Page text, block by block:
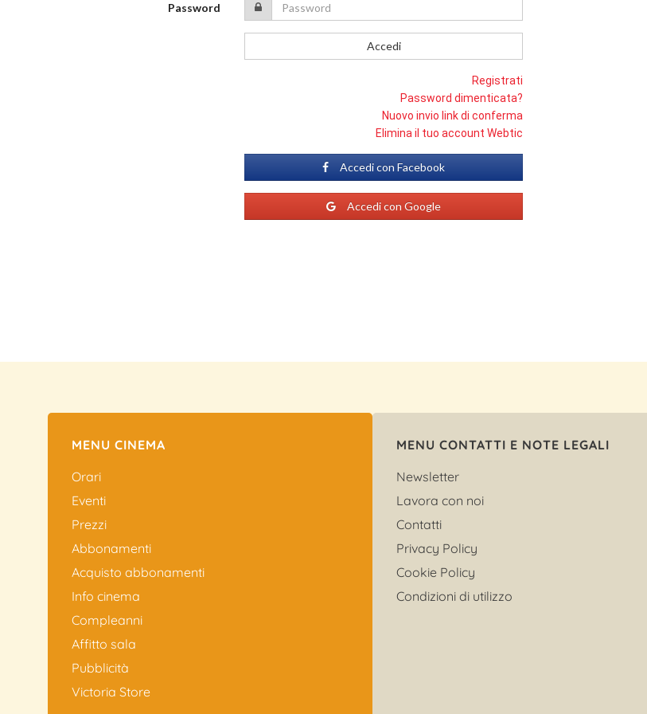
MENU CINEMA
Orari
Eventi
Prezzi
Abbonamenti
Acquisto abbonamenti
Info cinema
Compleanni
Affitto sala
Pubblicità
Victoria Store
MENU CONTATTI E NOTE LEGALI
Newsletter
Lavora con noi
Contatti
Privacy Policy
Cookie Policy
Condizioni di utilizzo